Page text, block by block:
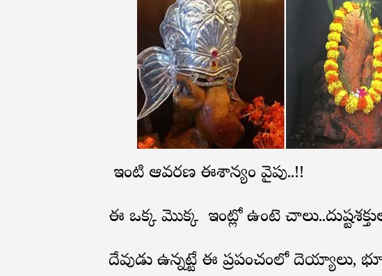
మీ ఇంటి ఆవరణ ఈశాన్యం వైపు..!!
ఈ ఒక్క మొక్క మీ ఇంట్లో ఉంటె
దేవుడు ఉన్నట్టే ఈ ప్రపంచంలో